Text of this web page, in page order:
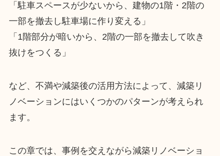
「駐車スペースが少ないから、建物の1階・2階の
一部を撤去し駐車場に作り変える」
「1階部分が暗いから、2階の一部を撤去して吹き
抜けをつくる」
など、不満や減築後の活用方法によって、減築リ
ノベーションにはいくつかのパターンが考えられ
ます。
この章では、事例を交えながら減築リノベーショ